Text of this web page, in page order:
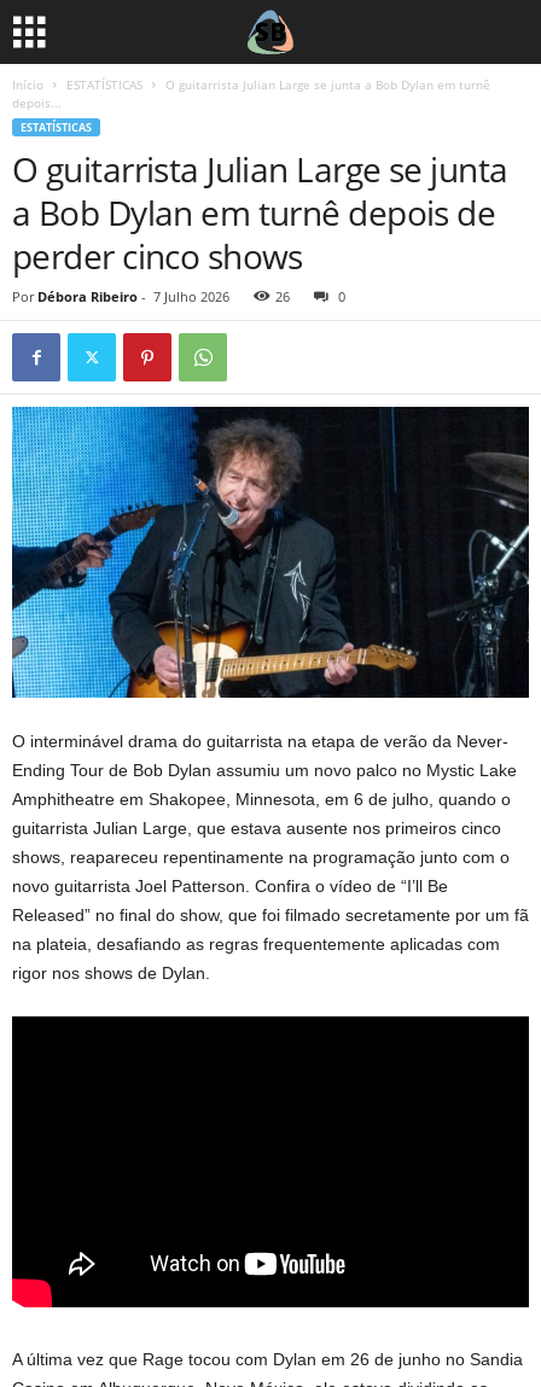
Início ESTATÍSTICAS
O guitarrista Julian Large se junta a Bob Dylan em turnê
depois...
ESTATÍSTICAS
O guitarrista Julian Large se junta
a Bob Dylan em turnê depois de
perder cinco shows
Por Débora Ribeiro - 7 Julho 2026 26 0
O interminável drama do guitarrista na etapa de verão da Never-
Ending Tour de Bob Dylan assumiu um novo palco no Mystic Lake
Amphitheatre em Shakopee, Minnesota, em 6 de julho, quando o
guitarrista Julian Large, que estava ausente nos primeiros cinco
shows, reapareceu repentinamente na programação junto com o
novo guitarrista Joel Patterson. Confira o vídeo de “I’ll Be
Released” no final do show, que foi filmado secretamente por um fã
na plateia, desafiando as regras frequentemente aplicadas com
rigor nos shows de Dylan.
A última vez que Rage tocou com Dylan em 26 de junho no Sandia